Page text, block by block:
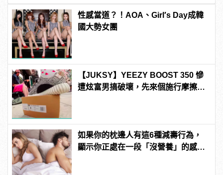
性感當道？！AOA、Girl′s Day成韓
國大勢女團
【JUKSY】YEEZY BOOST 350 慘
遭炫富男搞破壞，先來個施行摩擦之
如果你的枕邊人有這6種減壽行為，
顯示你正處在一段「沒營養」的感情